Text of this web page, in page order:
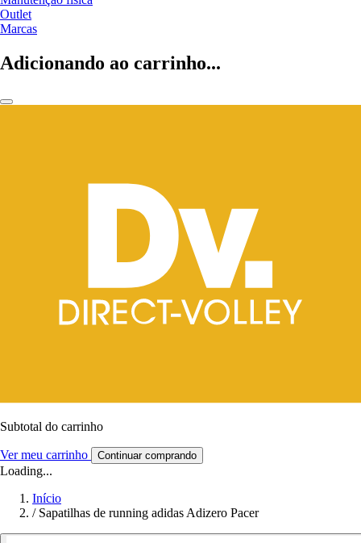
Outlet
Marcas
Adicionando ao carrinho...
Subtotal do carrinho
Ver meu carrinho Continuar comprando
Loading...
Início
/ Sapatilhas de running adidas Adizero Pacer